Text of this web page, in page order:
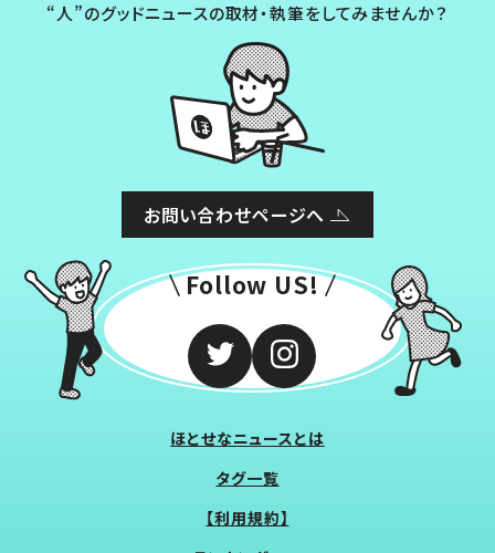
“人”のグッドニュースの取材・執筆をしてみませんか？
お問い合わせページへ
Follow US!
ほとせなニュースとは
タグ一覧
【利用規約】